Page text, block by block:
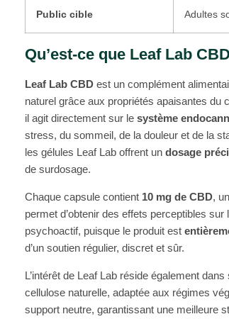
Public cible Adultes
Qu’est-ce que Leaf Lab
Leaf Lab CBD est un complément
naturel grâce aux propriétés apaisantes du
il agit directement sur le système
stress, du sommeil, de la douleur et de la
les gélules Leaf Lab offrent un dosage
de surdosage.
Chaque capsule contient 10 mg de CBD,
permet d’obtenir des effets perceptibles
psychoactif, puisque le produit est
d’un soutien régulier, discret et sûr.
L’intérêt de Leaf Lab réside également dans
cellulose naturelle, adaptée aux régimes
support neutre, garantissant une meilleure